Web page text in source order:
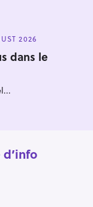
2026
dans le